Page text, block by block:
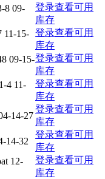
8 09-
登录查看可用
库存
11-15- 登录查看可用
库存
09-15-登录查看可用
库存
4 11-
登录查看可用
库存
14-27
登录查看可用
库存
14-32
登录查看可用
库存
12-
登录查看可用
库存